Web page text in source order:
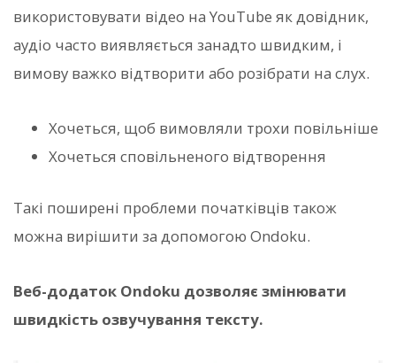
використовувати відео на YouTube як довідник,
аудіо часто виявляється занадто швидким, і
вимову важко відтворити або розібрати на слух.
Хочеться, щоб вимовляли трохи повільніше
Хочеться сповільненого відтворення
Такі поширені проблеми початківців також
можна вирішити за допомогою Ondoku.
Веб-додаток Ondoku дозволяє змінювати
швидкість озвучування тексту.